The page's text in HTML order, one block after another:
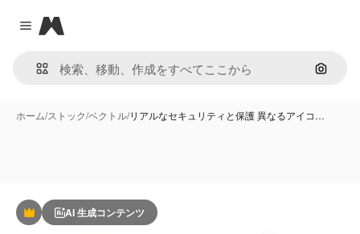
Close menu
Magnific
画像で
ホーム/ストック/ベクトル/リアルなセキュリティと保護 異なるアイコ…
PremiumAI 生成コンテンツ